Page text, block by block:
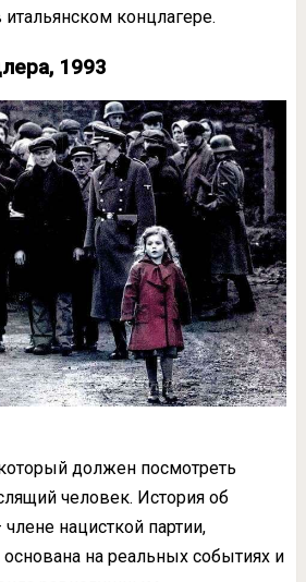
концлагере.
1993
должен посмотреть
человек. История об
нацисткой партии,
на реальных событиях и